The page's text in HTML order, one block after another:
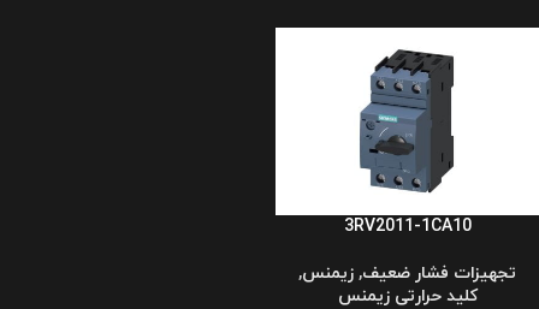
3RV2011-1CA10
تجهیزات فشار ضعیف, زیمنس,
کلید حرارتی زیمنس